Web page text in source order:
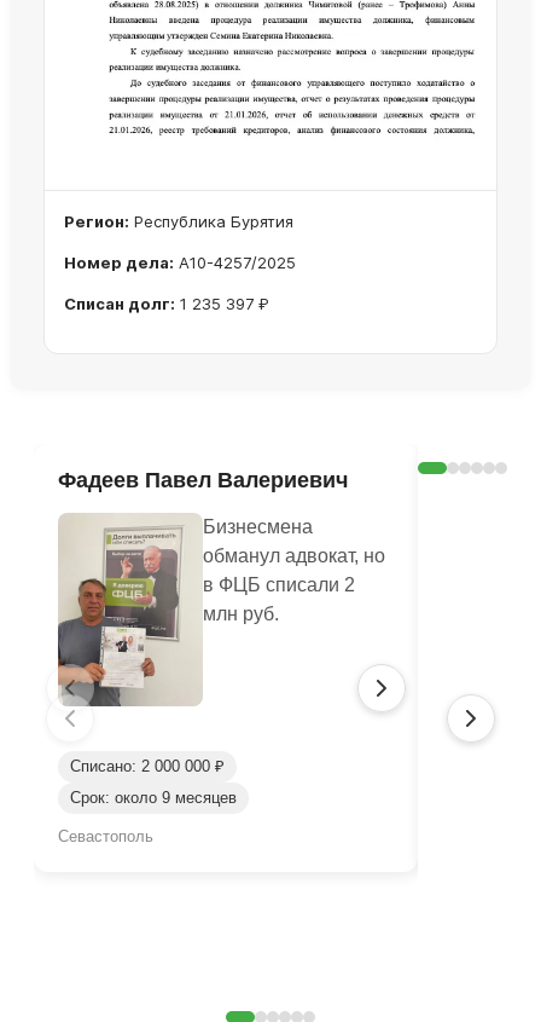
Регион: Республика Бурятия
Номер дела: А10-4257/2025
Списан долг: 1 235 397 ₽
Фадеев Павел Валериевич
Бизнесмена
обманул адвокат, но
в ФЦБ списали 2
млн руб.
Списано: 2 000 000 ₽
Срок: около 9 месяцев
Севастополь
Кашлюк